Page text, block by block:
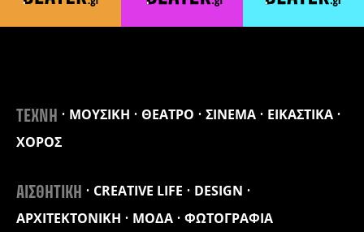
ΤΕΧΝΗ ΜΟΥΣΙΚΗ ΘΕΑΤΡΟ ΣΙΝΕΜΑ
ΕΙΚΑΣΤΙΚΑ
ΧΟΡΟΣ
ΑΙΣΘΗΤΙΚΗ CREATIVE LIFE
DESIGN
ΑΡΧΙΤΕΚΤΟΝΙΚΗ
ΜΟΔΑ ΦΩΤΟΓΡΑΦΙΑ